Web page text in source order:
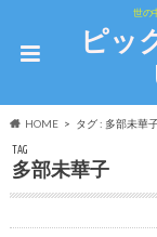
世の
ピッ
HOME タグ : 多部未華
TAG
多部未華子